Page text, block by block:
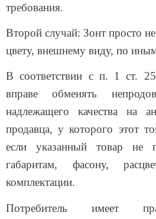
требования.
Второй случай: Зонт просто
цвету, внешнему виду, по
В соответствии с п. 1 ст. 25
вправе обменять
надлежащего качества на
продавца, у которого этот
если указанный товар не
габаритам, фасону,
комплектации.
Потребитель имеет